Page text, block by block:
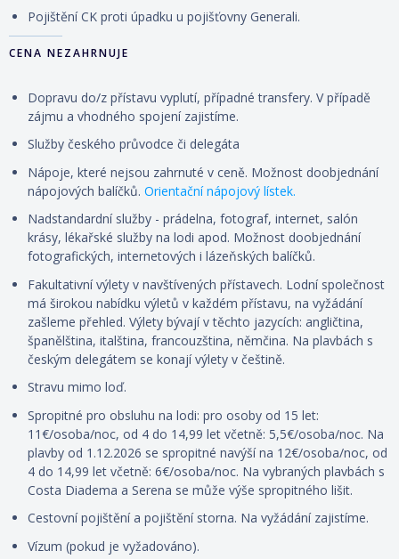
Pojištění CK proti úpadku u pojišťovny Generali.
CENA NEZAHRNUJE
Dopravu do/z přístavu vyplutí, případné transfery. V případě
zájmu a vhodného spojení zajistíme.
Služby českého průvodce či delegáta
Nápoje, které nejsou zahrnuté v ceně. Možnost doobjednání
nápojových balíčků. Orientační nápojový lístek.
Nadstandardní služby - prádelna, fotograf, internet, salón
krásy, lékařské služby na lodi apod. Možnost doobjednání
fotografických, internetových i lázeňských balíčků.
Fakultativní výlety v navštívených přístavech. Lodní společnost
má širokou nabídku výletů v každém přístavu, na vyžádání
zašleme přehled. Výlety bývají v těchto jazycích: angličtina,
španělština, italština, francouzština, němčina. Na plavbách s
českým delegátem se konají výlety v češtině.
Stravu mimo loď.
Spropitné pro obsluhu na lodi: pro osoby od 15 let:
11€/osoba/noc, od 4 do 14,99 let včetně: 5,5€/osoba/noc. Na
plavby od 1.12.2026 se spropitné navýší na 12€/osoba/noc, od
4 do 14,99 let včetně: 6€/osoba/noc. Na vybraných plavbách s
Costa Diadema a Serena se může výše spropitného lišit.
Cestovní pojištění a pojištění storna. Na vyžádání zajistíme.
Vízum (pokud je vyžadováno).